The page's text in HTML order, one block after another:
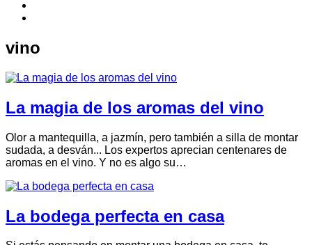
vino
La magia de los aromas del vino
Olor a mantequilla, a jazmín, pero también a silla de montar
sudada, a desván... Los expertos aprecian centenares de
aromas en el vino. Y no es algo su…
La bodega perfecta en casa